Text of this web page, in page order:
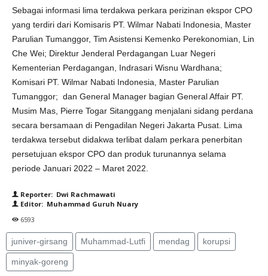
Sebagai informasi lima terdakwa perkara perizinan ekspor CPO
yang terdiri dari Komisaris PT. Wilmar Nabati Indonesia, Master
Parulian Tumanggor, Tim Asistensi Kemenko Perekonomian, Lin
Che Wei; Direktur Jenderal Perdagangan Luar Negeri
Kementerian Perdagangan, Indrasari Wisnu Wardhana;
Komisari PT. Wilmar Nabati Indonesia, Master Parulian
Tumanggor; dan General Manager bagian General Affair PT.
Musim Mas, Pierre Togar Sitanggang menjalani sidang perdana
secara bersamaan di Pengadilan Negeri Jakarta Pusat. Lima
terdakwa tersebut didakwa terlibat dalam perkara penerbitan
persetujuan ekspor CPO dan produk turunannya selama
periode Januari 2022 – Maret 2022.
Reporter: Dwi Rachmawati
Editor: Muhammad Guruh Nuary
6593
juniver-girsang Muhammad-Lutfi mendag korupsi
minyak-goreng